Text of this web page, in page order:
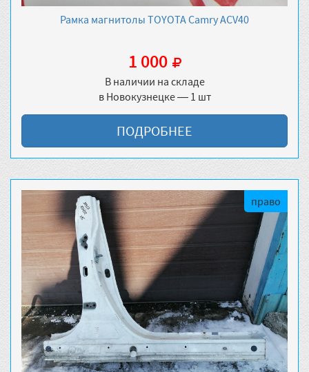
Рамка магнитолы TOYOTA Camry ACV40
1 000
В наличии на складе
в Новокузнецке — 1 шт
ПОДРОБНЕЕ
право